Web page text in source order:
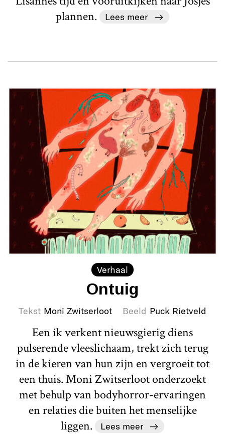
plannen.
Lees meer
Verhaal
Ontuig
Tekst Moni Zwitserloot Beeld Puck Rietveld
Een ik verkent nieuwsgierig diens
pulserende vleeslichaam, trekt zich terug
in de kieren van hun zijn en vergroeit tot
een thuis. Moni Zwitserloot onderzoekt
met behulp van bodyhorror-ervaringen
en relaties die buiten het menselijke
liggen.
Lees meer